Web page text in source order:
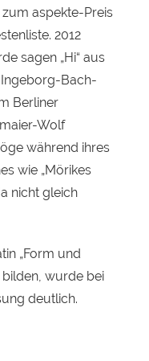
aspekte-Preis
2012
sagen „Hi“ aus
Ingeborg-Bach-
Berliner
Wolf
während ihres
wie „Mörikes
nicht gleich
„Form und
bilden, wurde bei
deutlich.